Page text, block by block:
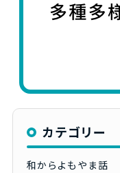
カテゴリー
和からよもやま話